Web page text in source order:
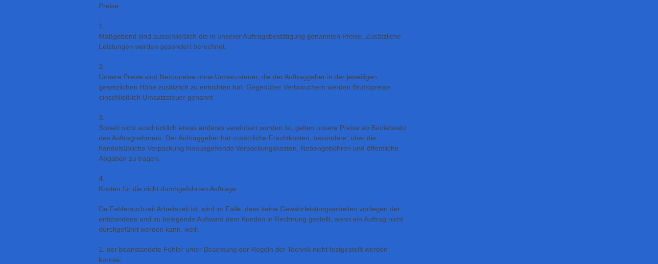
Preise
1.
Maßgebend sind ausschließlich die in unserer Auftragsbestätigung genannten Preise. Zusätzliche
Leistungen werden gesondert berechnet.
2.
Unsere Preise sind Nettopreise ohne Umsatzsteuer, die der Auftraggeber in der jeweiligen
gesetzlichen Höhe zusätzlich zu entrichten hat. Gegenüber Verbrauchern werden Bruttopreise
einschließlich Umsatzsteuer genannt
3.
Soweit nicht ausdrücklich etwas anderes vereinbart worden ist, gelten unsere Preise ab Betriebssitz
des Auftragnehmers. Der Auftraggeber hat zusätzliche Frachtkosten, besondere, über die
handelsübliche Verpackung hinausgehende Verpackungskosten, Nebengebühren und öffentliche
Abgaben zu tragen.
4.
Kosten für die nicht durchgeführten Aufträge
Da Fehlersuchzeit Arbeitszeit ist, wird im Falle, dass keine Gewährleistungsarbeiten vorliegen der
entstandene und zu belegende Aufwand dem Kunden in Rechnung gestellt, wenn ein Auftrag nicht
durchgeführt werden kann, weil:
1. der beanstandete Fehler unter Beachtung der Regeln der Technik nicht festgestellt werden
konnte;